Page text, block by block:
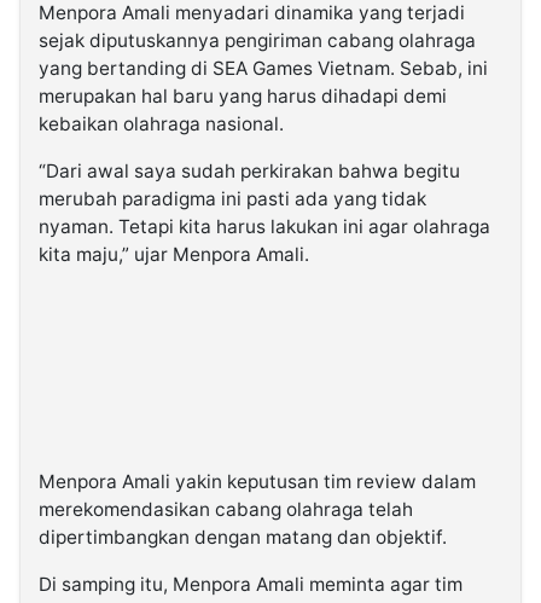
Menpora Amali menyadari dinamika yang terjadi
sejak diputuskannya pengiriman cabang olahraga
yang bertanding di SEA Games Vietnam. Sebab, ini
merupakan hal baru yang harus dihadapi demi
kebaikan olahraga nasional.
“Dari awal saya sudah perkirakan bahwa begitu
merubah paradigma ini pasti ada yang tidak
nyaman. Tetapi kita harus lakukan ini agar olahraga
kita maju,” ujar Menpora Amali.
Menpora Amali yakin keputusan tim review dalam
merekomendasikan cabang olahraga telah
dipertimbangkan dengan matang dan objektif.
Di samping itu, Menpora Amali meminta agar tim